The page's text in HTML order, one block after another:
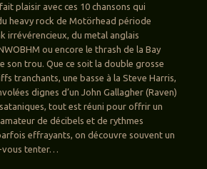
plaisir avec ces 10 chansons qui
heavy rock de Motörhead période
irrévérencieux, du metal anglais
ou encore le thrash de la Bay
son trou. Que ce soit la double grosse
tranchants, une basse à la Steve Harris,
dignes d’un John Gallagher (Raven)
tout est réuni pour offrir un
de décibels et de rythmes
effrayants, on découvre souvent un
vous tenter…